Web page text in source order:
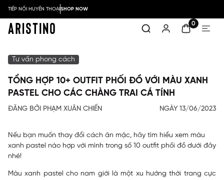
TIẾP NỐI HUYỀN THOẠISHOP NOW
0
Tư vấn phong cách
TỔNG HỢP 10+ OUTFIT PHỐI ĐỒ VỚI MÀU XANH
PASTEL CHO CÁC CHÀNG TRAI CÁ TÍNH
ĐĂNG BỞI PHẠM XUÂN CHIẾN NGÀY 13/06/2023
Nếu bạn muốn thay đổi cách ăn mặc, hãy tìm hiểu xem màu
xanh pastel nào hợp với mình trong số 10 outfit phối đồ dưới đây
nhé!
Màu xanh pastel cho nam giới là một xu hướng thời trang cực